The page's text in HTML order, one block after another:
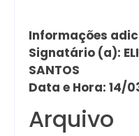
Informações
Signatário (a):
SANTOS
Data e Hora: 14/
Arquivo